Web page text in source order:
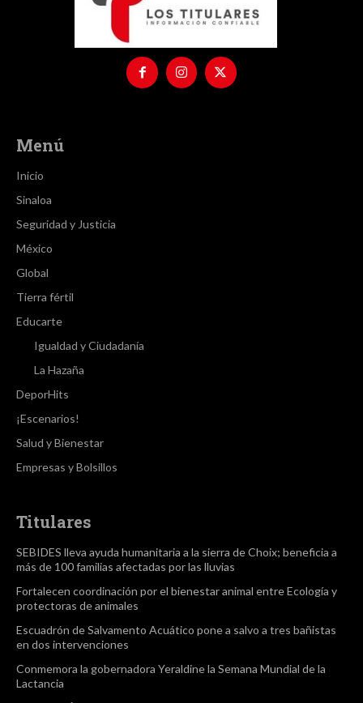
Menú
Inicio
Sinaloa
Seguridad y Justicia
México
Global
Tierra fértil
Educarte
Igualdad y Ciudadanía
La Hazaña
DeporHits
¡Escenarios!
Salud y Bienestar
Empresas y Bolsillos
Titulares
SEBIDES lleva ayuda humanitaria a la sierra de Choix; beneficia a
más de 100 familias afectadas por las lluvias
Fortalecen coordinación por el bienestar animal entre Ecología y
protectoras de animales
Escuadrón de Salvamento Acuático pone a salvo a tres bañistas
en dos intervenciones
Conmemora la gobernadora Yeraldine la Semana Mundial de la
Lactancia